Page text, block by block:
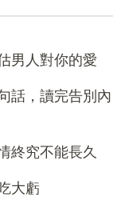
男人對你的愛
話，讀完告別內
終究不能長久
大虧